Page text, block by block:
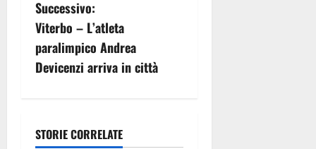
g
a
z
o
Successivo:
Viterbo – L’atleta
paralimpico Andrea
Devicenzi arriva in città
STORIE CORRELATE